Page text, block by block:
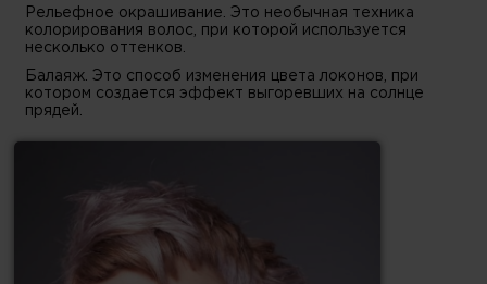
Рельефное окрашивание. Это необычная техника
колорирования волос, при которой используется
несколько оттенков.
Балаяж. Это способ изменения цвета локонов, при
котором создается эффект выгоревших на солнце
прядей.